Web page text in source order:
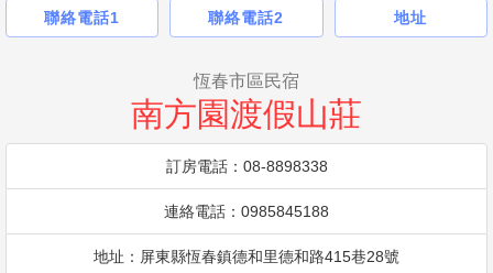
聯絡電話1 聯絡電話2 地址
恆春市區民宿
南方園渡假山莊
訂房電話：08-8898338
連絡電話：0985845188
地址：屏東縣恆春鎮德和里德和路415巷28號